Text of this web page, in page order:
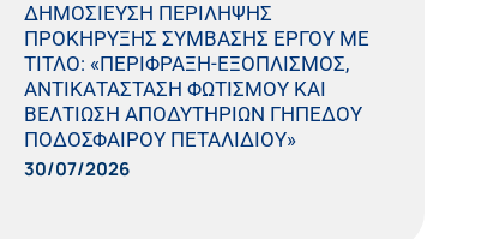
ΔΗΜΟΣΙΕΥΣΗ ΠΕΡΙΛΗΨΗΣ
ΠΡΟΚΗΡΥΞΗΣ ΣΥΜΒΑΣΗΣ ΕΡΓΟΥ ΜΕ
ΤΙΤΛΟ: «ΠΕΡΙΦΡΑΞΗ-ΕΞΟΠΛΙΣΜΟΣ,
ΑΝΤΙΚΑΤΑΣΤΑΣΗ ΦΩΤΙΣΜΟΥ ΚΑΙ
ΒΕΛΤΙΩΣΗ ΑΠΟΔΥΤΗΡΙΩΝ ΓΗΠΕΔΟΥ
ΠΟΔΟΣΦΑΙΡΟΥ ΠΕΤΑΛΙΔΙΟΥ»
30/07/2026